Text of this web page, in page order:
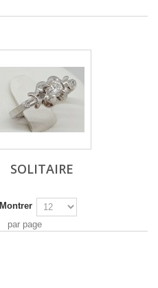
SOLITAIRE
Montrer
par page